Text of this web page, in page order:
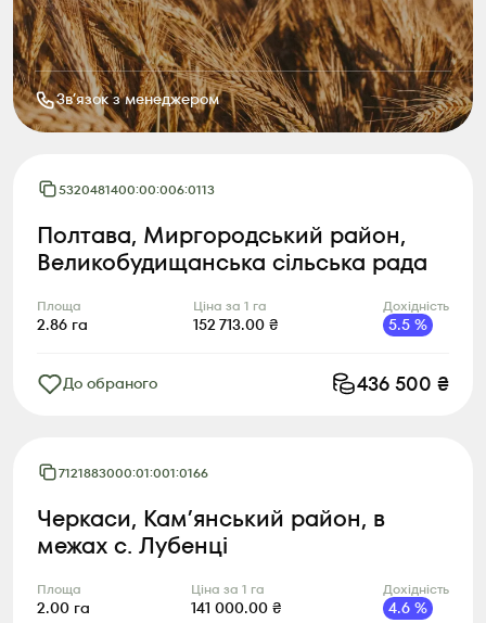
Звʼязок з менеджером
5320481400:00:006:0113
Полтава, Миргородський район,
Великобудищанська сільська рада
Площа
2.86 га
Ціна за 1 га
152 713.00₴
Дохідність
5.5 %
До обраного 436 500 ₴
7121883000:01:001:0166
Черкаси, Камʼянський район, в
межах с. Лубенці
Площа
2.00 га
Ціна за 1 га
141 000.00 ₴
Дохідність
4.6 %